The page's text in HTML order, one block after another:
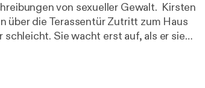
von sexueller Gewalt. Kirsten
über die Terassentür Zutritt zum Haus
Sie wacht erst auf, als er sie